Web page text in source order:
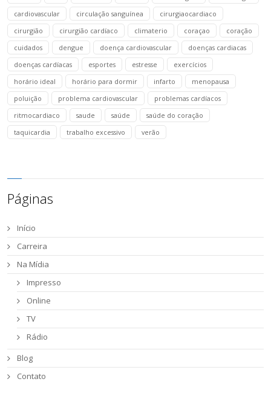
cardiovascular
circulação sanguínea
cirurgiaocardiaco
cirurgião
cirurgião cardíaco climaterio coraçao
coração
cuidados
dengue doença cardiovascular
doenças cardiacas
doenças cardíacas
esportes estresse
exercícios
horário ideal
horário para dormir infarto
menopausa
poluição
problema cardiovascular
problemas cardíacos
ritmocardiaco
saude saúde
saúde do coração
taquicardia
trabalho excessivo verão
Páginas
Início
Carreira
Na Mídia
Impresso
Online
TV
Rádio
Blog
Contato